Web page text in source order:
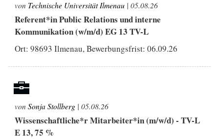
von Technische Universität Ilmenau | 05.08.26
Referent*in Public Relations und interne
Kommunikation (w/m/d) EG 13 TV-L
Ort: 98693 Ilmenau, Bewerbungsfrist: 06.09.26
vonSonja Stollberg | 05.08.26
Wissenschaftliche*r Mitarbeiter*in (m/w/d) - TV-L
E 13, 75 %